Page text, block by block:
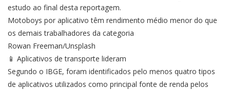
estudo ao final desta reportagem.
Motoboys por aplicativo têm rendimento médio menor do que
os demais trabalhadores da categoria
Rowan Freeman/Unsplash
📱 Aplicativos de transporte lideram
Segundo o IBGE, foram identificados pelo menos quatro tipos
de aplicativos utilizados como principal fonte de renda pelos